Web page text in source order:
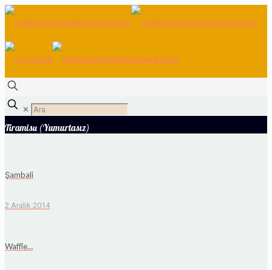
✕
Tiramisu (Yumurtasız)
Şambali
2 Aralık 2014
Waffle…